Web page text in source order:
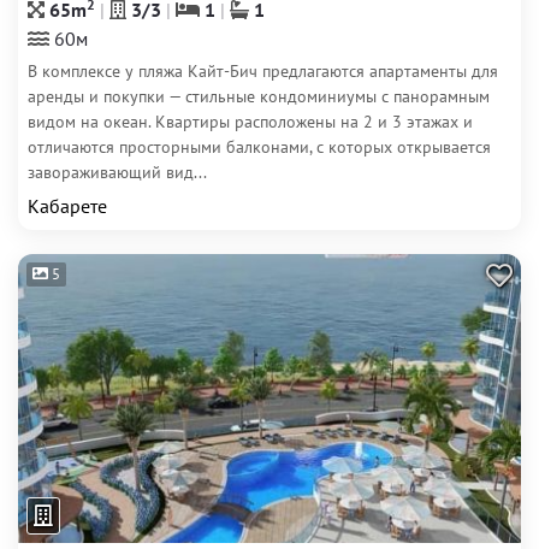
65m2 3/3 1
1
60м
В комплексе у пляжа Кайт-Бич предлагаются апартаменты для
аренды и покупки — стильные кондоминиумы с панорамным
видом на океан. Квартиры расположены на 2 и 3 этажах и
отличаются просторными балконами, с которых открывается
завораживающий вид...
Кабарете
5